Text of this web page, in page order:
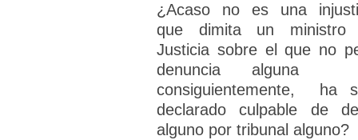
¿Acaso no es una
que dimita un ministro
Justicia sobre el que no
denuncia alguna
consiguientemente, ha
declarado culpable de
alguno por tribunal alguno?